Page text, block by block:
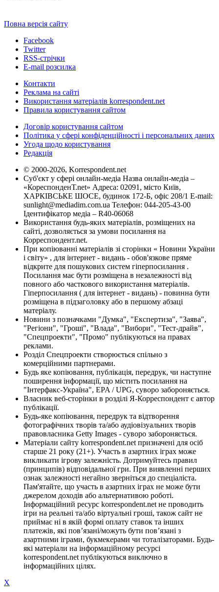
Повна версія сайту
Facebook
Twitter
RSS-стрічки
E-mail розсилка
Контакти
Реклама на сайті
Використання матеріалів korrespondent.net
Правила користування сайтом
Договір користування сайтом
Політика у сфері конфіденційності і персональних даних
Угода щодо користування
Редакція
© 2000-2026, Korrespondent.net
Суб'єкт у сфері онлайн-медіа Назва онлайн-медіа –
«КореспонденТ.net» Адреса: 02091, місто Київ,
ХАРКІВСЬКЕ ШОСЕ, будинок 172-Б, офіс 208/1 E-mail:
sunlight@mediadim.com.ua Телефон: 044-205-43-00
Ідентифікатор медіа – R40-06068
Використання будь-яких матеріалів, розміщених на
сайті, дозволяється за умови посилання на
Корреспондент.net.
При копіюванні матеріалів зі сторінки « Новини України
і світу» , для інтернет - видань - обов'язкове пряме
відкрите для пошукових систем гіперпосилання .
Посилання має бути розміщена в незалежності від
повного або часткового використання матеріалів.
Гіперпосилання ( для інтернет - видань) - повинна бути
розміщена в підзаголовку або в першому абзаці
матеріалу.
Новини з позначками "Думка", "Експертиза", "Заява",
"Регіони", "Гроші", "Влада", "Вибори", "Тест-драйв",
"Спецпроекти", "Промо" публікуються на правах
реклами.
Розділ Спецпроекти створюється спільно з
комерційними партнерами.
Будь яке копіювання, публікація, передрук, чи наступне
поширення інформації, що містить посилання на
"Інтерфакс-Україна", EPA / UPG, суворо забороняється.
Власник веб-сторінки в розділі Я-Корреспондент є автор
публікації.
Будь-яке копіювання, передрук та відтворення
фотографічних творів та/або аудіовізуальних творів
правовласника Getty Images - суворо забороняється.
Матеріали сайту korrespondent.net призначені для осіб
старше 21 року (21+). Участь в азартних іграх може
викликати ігрову залежність. Дотримуйтесь правил
(принципів) відповідальної гри. При виявленні перших
ознак залежності негайно зверніться до спеціаліста.
Пам'ятайте, що участь в азартних іграх не може бути
джерелом доходів або альтернативою роботі.
Інформаційний ресурс korrespondent.net не проводить
ігри на реальні та/або віртуальні гроші, також сайт не
приймає ні в якій формі оплату ставок та інших
платежів, які пов’язані/можуть бути пов’язані з
азартними іграми, букмекерами чи тоталізаторами. Будь-
які матеріали на інформаційному ресурсі
korrespondent.net публікуються виключно в
інформаційних цілях.
X